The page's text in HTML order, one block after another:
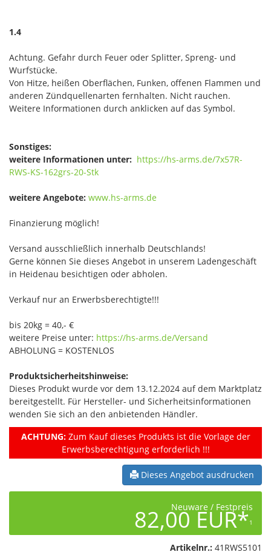
1.4
Achtung. Gefahr durch Feuer oder Splitter, Spreng- und
Wurfstücke.
Von Hitze, heißen Oberflächen, Funken, offenen Flammen und
anderen Zündquellenarten fernhalten. Nicht rauchen.
Weitere Informationen durch anklicken auf das Symbol.
Sonstiges:
weitere Informationen unter: https://hs-arms.de/7x57R-
RWS-KS-162grs-20-Stk
weitere Angebote: www.hs-arms.de
Finanzierung möglich!
Versand ausschließlich innerhalb Deutschlands!
Gerne können Sie dieses Angebot in unserem Ladengeschäft
in Heidenau besichtigen oder abholen.
Verkauf nur an Erwerbsberechtigte!!!
bis 20kg = 40,- €
weitere Preise unter: https://hs-arms.de/Versand
ABHOLUNG = KOSTENLOS
Produktsicherheitshinweise:
Dieses Produkt wurde vor dem 13.12.2024 auf dem Marktplatz
bereitgestellt. Für Hersteller- und Sicherheitsinformationen
wenden Sie sich an den anbietenden Händler.
ACHTUNG:Zum Kauf dieses Produkts ist die Vorlage der
Erwerbsberechtigung erforderlich !!!
Dieses Angebot ausdrucken
Neuware / Festpreis
82,00 EUR*1
Artikelnr.: 41RWS5101